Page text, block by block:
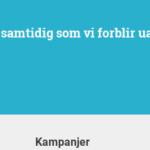
som vi forblir
Kampanjer